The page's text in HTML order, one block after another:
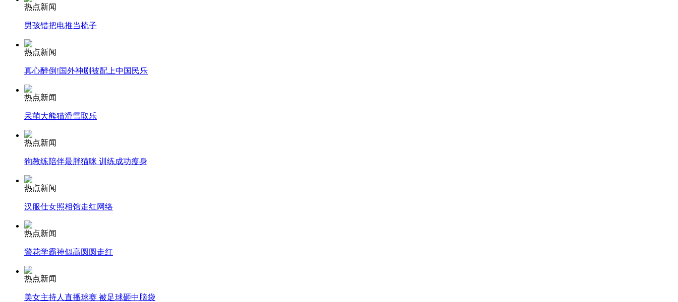
外交部：有关国家言论片面不公正
安徽一实载49人客车翻车
走！跟着总书记去植树
纽约上演“枕头大战”
热点新闻
男孩错把电推当梳子
热点新闻
真心醉倒!国外神剧被配上中国民乐
热点新闻
呆萌大熊猫滑雪取乐
热点新闻
狗教练陪伴最胖猫咪 训练成功瘦身
热点新闻
汉服仕女照相馆走红网络
热点新闻
警花学霸神似高圆圆走红
热点新闻
美女主持人直播球赛 被足球砸中脑袋